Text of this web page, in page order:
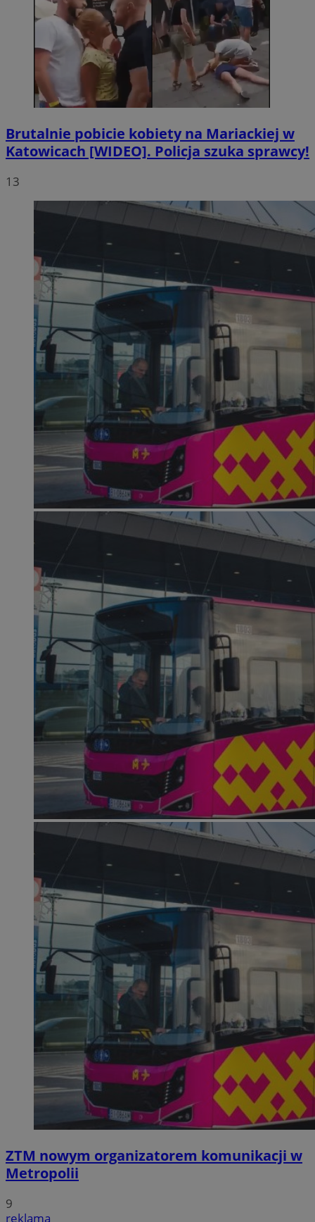
Brutalnie pobicie kobiety na Mariackiej w
Katowicach [WIDEO]. Policja szuka sprawcy!
13
ZTM nowym organizatorem komunikacji w
Metropolii
9
reklama